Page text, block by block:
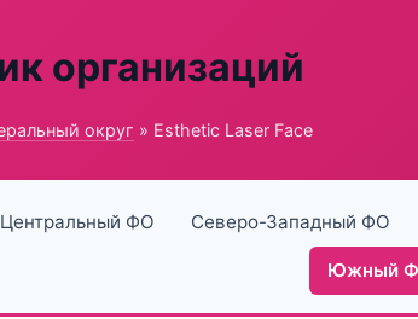
организаций
округ » Esthetic Laser Face
Центральный ФО Северо-Западный ФО
Южный